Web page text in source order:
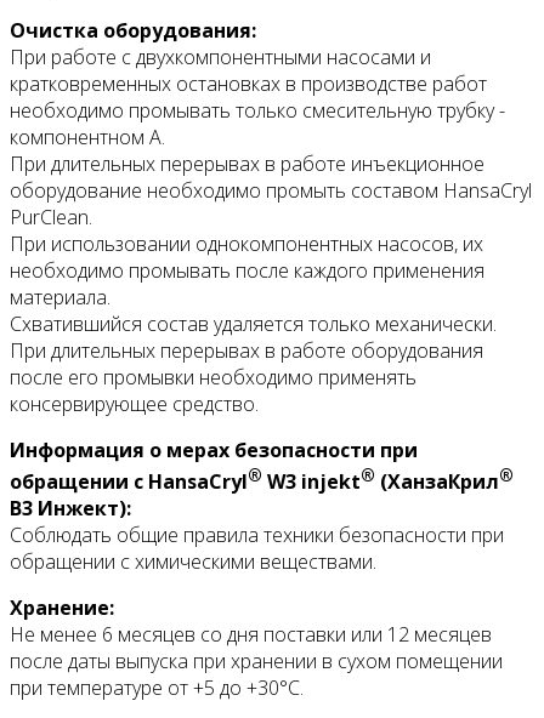
Очистка оборудования:
При работе с двухкомпонентными насосами и
кратковременных остановках в производстве работ
необходимо промывать только смесительную трубку -
компонентном А.
При длительных перерывах в работе инъекционное
оборудование необходимо промыть составом HansaCryl
PurClean.
При использовании однокомпонентных насосов, их
необходимо промывать после каждого применения
материала.
Схватившийся состав удаляется только механически.
При длительных перерывах в работе оборудования
после его промывки необходимо применять
консервирующее средство.
Информация о мерах безопасности при
обращении с HansaCryl® W3 injekt® (ХанзаКрил®
В3 Инжект):
Соблюдать общие правила техники безопасности при
обращении с химическими веществами.
Хранение:
Не менее 6 месяцев со дня поставки или 12 месяцев
после даты выпуска при хранении в сухом помещении
при температуре от +5 до +30°С.